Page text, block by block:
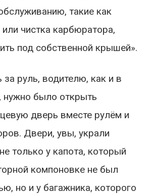
такие как
чистка карбюратора,
под собственной крышей».
руль, водителю, как и в
нужно было открыть
дверь вместе рулём и
Двери, увы, украли
только у капота, который
компоновке не был
но и у багажника, которого